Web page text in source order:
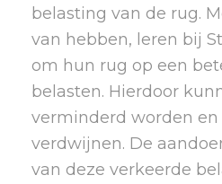
belasting van de rug.
van hebben, leren bij
om hun rug op een
belasten. Hierdoor
verminderd worden en
verdwijnen. De
van deze verkeerde